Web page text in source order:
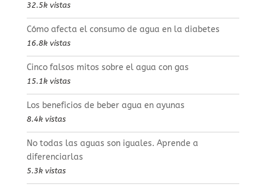
32.5k vistas
Cómo afecta el consumo de agua en la diabetes
16.8k vistas
Cinco falsos mitos sobre el agua con gas
15.1k vistas
Los beneficios de beber agua en ayunas
8.4k vistas
No todas las aguas son iguales. Aprende a
diferenciarlas
5.3k vistas